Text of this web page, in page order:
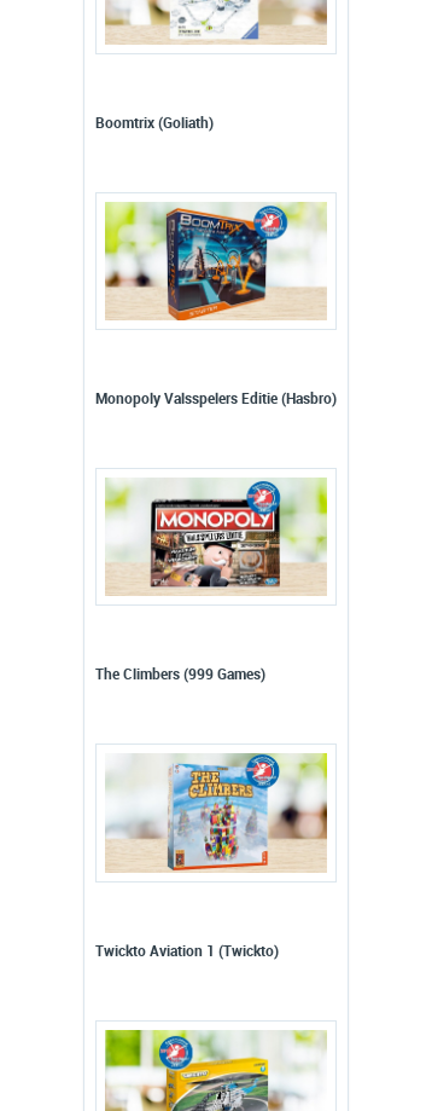
Boomtrix (Goliath)
Monopoly Valsspelers Editie (Hasbro)
The Climbers (999 Games)
Twickto Aviation 1 (Twickto)